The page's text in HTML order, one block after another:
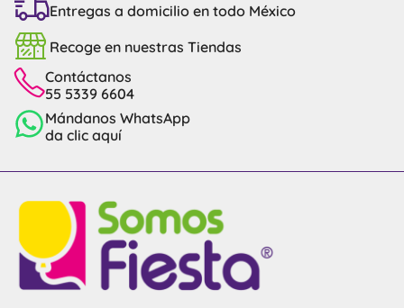
Entregas a domicilio en todo México
Recoge en nuestras Tiendas
Contáctanos
55 5339 6604
Mándanos WhatsApp
da clic aquí